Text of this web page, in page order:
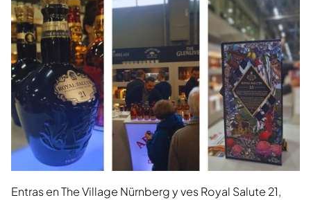
Entras en The Village Nürnberg y ves Royal Salute 21,